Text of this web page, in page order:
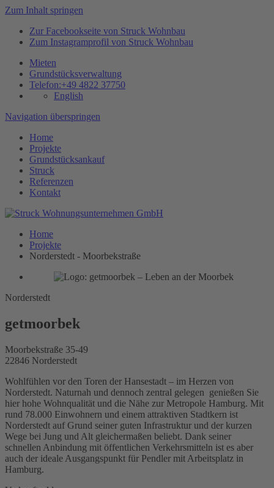
Zum Inhalt springen
Zur Facebookseite von Struck Wohnbau
Zum Instagramprofil von Struck Wohnbau
Mieten
Grundstücksverwaltung
Telefon:+49 4822 37750
English
Navigation überspringen
Home
Projekte
Grundstücksankauf
Struck
Referenzen
Kontakt
Home
Projekte
Norderstedt - Moorbekstraße
Norderstedt
getmoorbek
Moorbekstraße 35-49
22846 Norderstedt
Wohlfühlen vor den Toren der Hansestadt – im Herzen von
Norderstedt. Naturnah und dennoch zentral gelegen genießen Sie
hier hohe Wohnqualität und die Nähe zur Metropole Hamburg. Mit
rund 78.000 Einwohnern und einem attraktiven Stadtkern ist
Norderstedt auf Grund seiner guten Infrastruktur und der kurzen
Wege bei Jung und Alt gleichermaßen beliebt. Dank seiner
schnellen Anbindung mit öffentlichen Verkehrsmitteln ist es aber
auch der ideale Ausgangspunkt für Pendler mit Arbeitsplatz in
Hamburg.